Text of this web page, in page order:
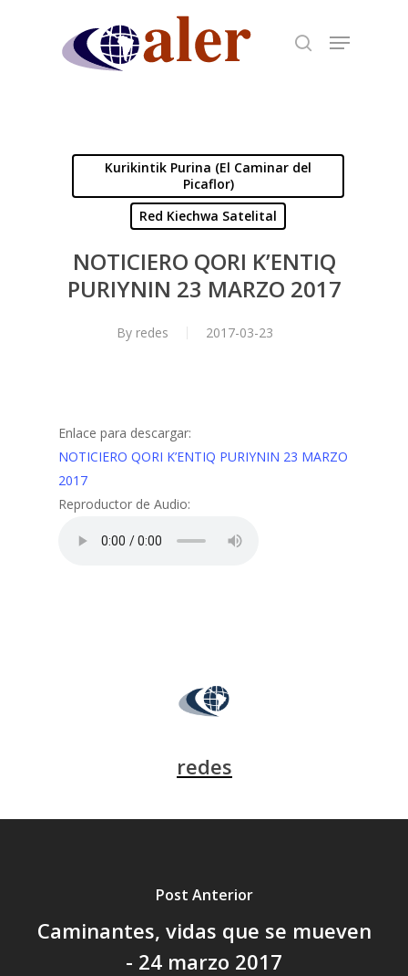
Kurikintik Purina (El Caminar del
Picaflor)
Red Kiechwa Satelital
NOTICIERO QORI K’ENTIQ
PURIYNIN 23 MARZO 2017
By redes 2017-03-23
Enlace para descargar:
NOTICIERO QORI K’ENTIQ PURIYNIN 23 MARZO
2017
Reproductor de Audio:
redes
Post Anterior
Caminantes, vidas que se mueven
- 24 marzo 2017